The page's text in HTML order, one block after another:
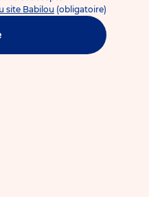
site Babilou (obligatoire)